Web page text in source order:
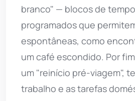
branco" — blocos de
programados que
espontâneas, como
um café escondido. Por
um "reinício pré-viagem",
trabalho e as tarefas